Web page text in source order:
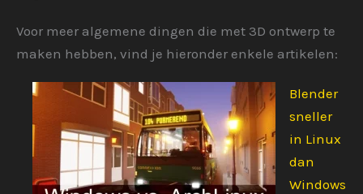
Voor meer algemene dingen die met 3D ontwerp te
maken hebben, vind je hieronder enkele artikelen:
Blender
sneller
in Linux
dan
Windows